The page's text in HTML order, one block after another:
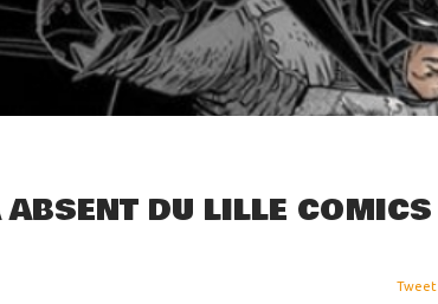
ABSENT DU LILLE COMICS
Tweet